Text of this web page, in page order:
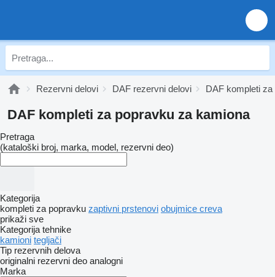
Rezervni delovi DAF rezervni delovi DAF kompleti
DAF kompleti za popravku za kamiona
Pretraga
(kataloški broj, marka, model, rezervni deo)
Kategorija
kompleti za popravku zaptivni prstenovi obujmice creva
prikaži sve
Kategorija tehnike
kamioni tegljači
Tip rezervnih delova
originalni rezervni deo analogni
Marka